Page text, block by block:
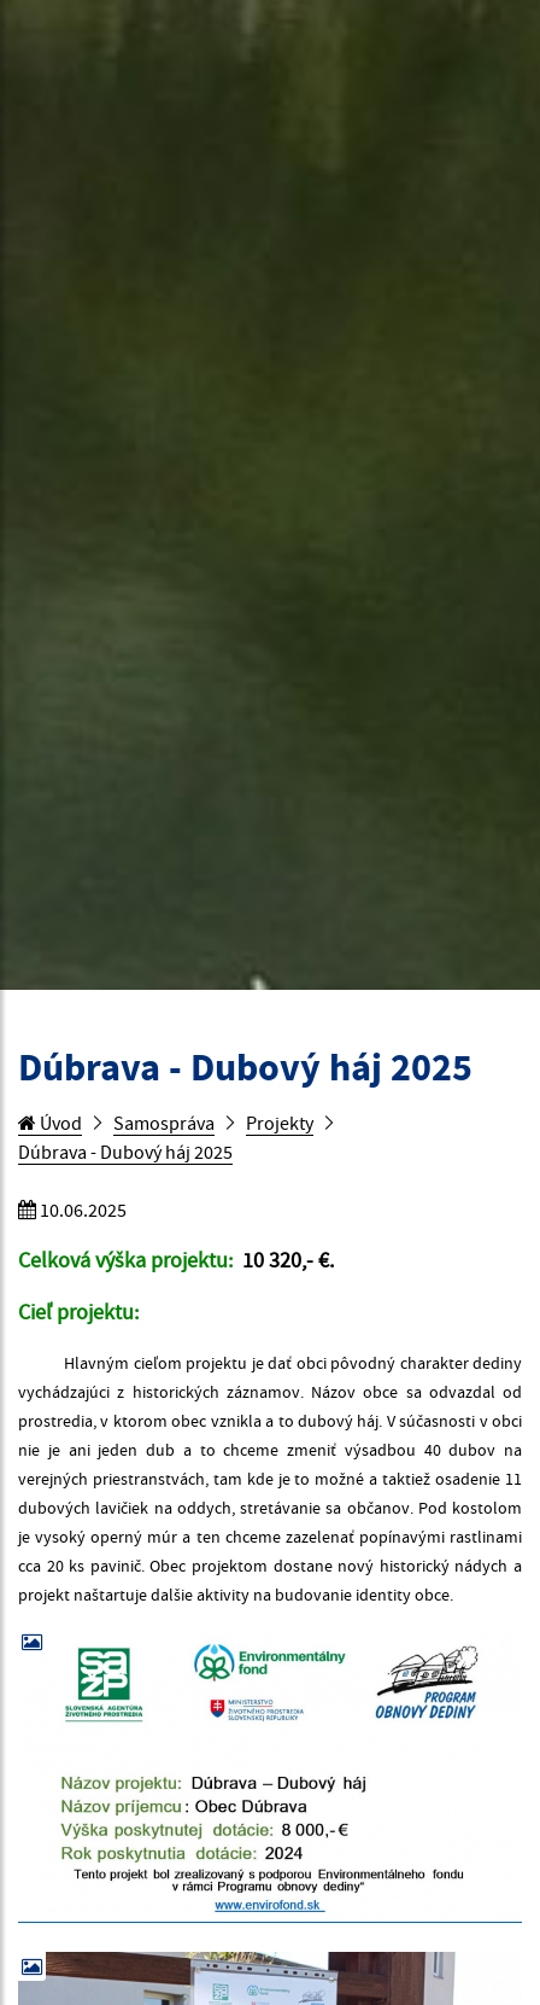
Dúbrava - Dubový háj 2025
Úvod Samospráva
Projekty
Dúbrava - Dubový háj 2025
10.06.2025
Celková výška projektu: 10 320,- €.
Cieľ projektu:
Hlavným cieľom projektu je dať obci pôvodný charakter dediny
vychádzajúci z historických záznamov. Názov obce sa odvazdal od
prostredia, v ktorom obec vznikla a to dubový háj. V súčasnosti v obci
nie je ani jeden dub a to chceme zmeniť výsadbou 40 dubov na
verejných priestranstvách, tam kde je to možné a taktiež osadenie 11
dubových lavičiek na oddych, stretávanie sa občanov. Pod kostolom
je vysoký operný múr a ten chceme zazelenať popínavými rastlinami
cca 20 ks pavinič. Obec projektom dostane nový historický nádych a
projekt naštartuje dalšie aktivity na budovanie identity obce.